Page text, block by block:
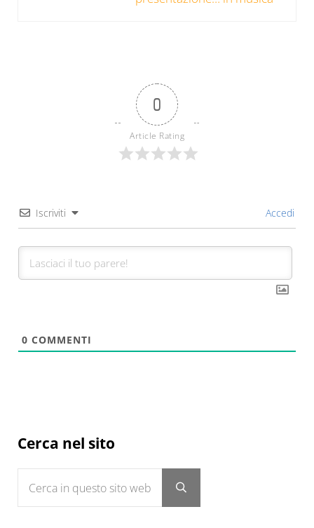
0
Article Rating
Iscriviti Accedi
0 COMMENTI
Sidebar
Cerca nel sito
Submit search